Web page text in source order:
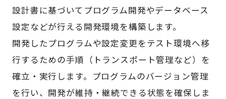
設計書に基づいてプログラム開発やデータベース
設定などが行える開発環境を構築します。
開発したプログラムや設定変更をテスト環境へ移
行するための手順（トランスポート管理など）を
確立・実行します。プログラムのバージョン管理
を行い、開発が維持・継続できる状態を確保しま